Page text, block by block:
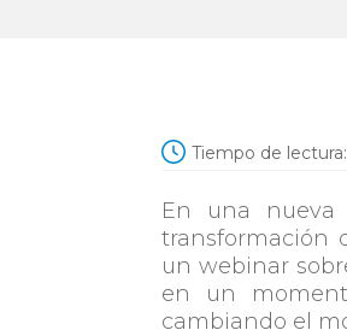
Tiempo de lectura:
En una nueva
transformación
un webinar
en un
cambiando el